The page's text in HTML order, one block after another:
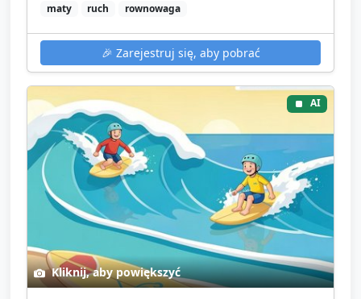
maty
ruch rownowaga
🎉 Zarejestruj się, aby pobrać
AI
Kliknij, aby powiększyć